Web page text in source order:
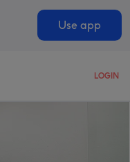
Use app
LOGIN